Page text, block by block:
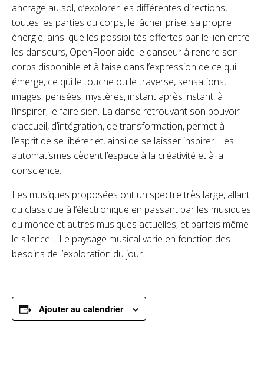
ancrage au sol, d’explorer les différentes directions,
toutes les parties du corps, le lâcher prise, sa propre
énergie, ainsi que les possibilités offertes par le lien entre
les danseurs, OpenFloor aide le danseur à rendre son
corps disponible et à l’aise dans l’expression de ce qui
émerge, ce qui le touche ou le traverse, sensations,
images, pensées, mystères, instant après instant, à
l’inspirer, le faire sien. La danse retrouvant son pouvoir
d’accueil, d’intégration, de transformation, permet à
l’esprit de se libérer et, ainsi de se laisser inspirer. Les
automatismes cèdent l’espace à la créativité et à la
conscience.
Les musiques proposées ont un spectre très large, allant
du classique à l’électronique en passant par les musiques
du monde et autres musiques actuelles, et parfois même
le silence… Le paysage musical varie en fonction des
besoins de l’exploration du jour.
Ajouter au calendrier